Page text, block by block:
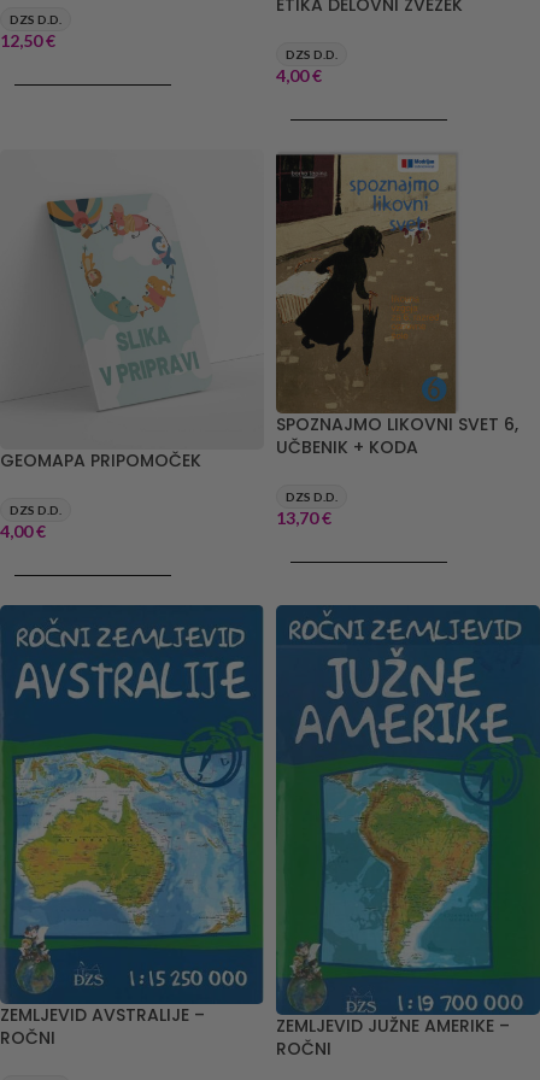
DZS D.D.
12,50€
ETIKA DELOVNI ZVEZEK
DZS D.D.
4,00€
GEOMAPA PRIPOMOČEK
DZS D.D.
4,00€
SPOZNAJMO LIKOVNI SVET 6,
UČBENIK + KODA
DZS D.D.
13,70€
ZEMLJEVID AVSTRALIJE –
ROČNI
ZEMLJEVID JUŽNE AMERIKE –
ROČNI